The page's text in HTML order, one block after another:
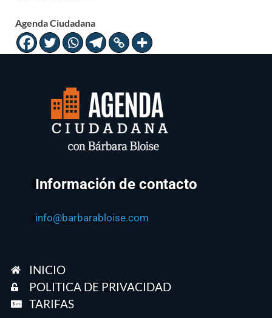
Agenda Ciudadana
Información de contacto
info@barbarabloise.com
INICIO
POLITICA DE PRIVACIDAD
TARIFAS